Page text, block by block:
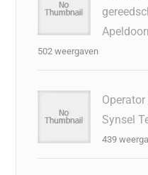
502 weergaven
Synsel
439